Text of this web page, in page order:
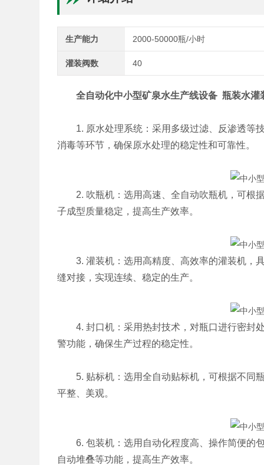
生产能力 2000-50000瓶/小时
灌装阀数 40
全自动化中小型矿泉水生产线设备 瓶装水灌
1. 原水处理系统：采用多级过滤、反渗透等技
消毒等环节，确保原水处理的稳定性和可靠性。
2. 吹瓶机：选用高速、全自动吹瓶机，可根据
子成型质量稳定，提高生产效率。
3. 灌装机：选用高精度、高效率的灌装机，具
缝对接，实现连续、稳定的生产。
4. 封口机：采用热封技术，对瓶口进行密封处
警功能，确保生产过程的稳定性。
5. 贴标机：选用全自动贴标机，可根据不同瓶
平整、美观。
6. 包装机：选用自动化程度高、操作简便的包
自动堆叠等功能，提高生产效率。